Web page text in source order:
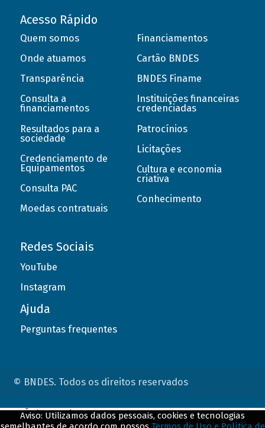
Acesso Rápido
Quem somos
Onde atuamos
Transparência
Consulta a
financiamentos
Resultados para a
sociedade
Credenciamento de
Equipamentos
Consulta PAC
Moedas contratuais
Financiamentos
Cartão BNDES
BNDES Finame
Instituições financeiras
credenciadas
Patrocínios
Licitações
Cultura e economia
criativa
Conhecimento
Redes Sociais
YouTube
Instagram
Ajuda
Perguntas frequentes
© BNDES. Todos os direitos reservados
Aviso: Utilizamos dados pessoais, cookies e tecnologias
ConteÃºdo complementar